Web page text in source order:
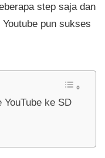
step saja dan
pun sukses
ke SD